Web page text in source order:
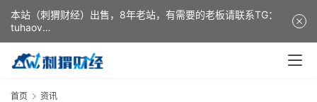
首页 资讯
本站（刺猬财经）出售，8年老站，有需要的老板请联系TG：
tuhaov
This website (ciweicaijing) is for sale. It is a 8-year-old
website. If you need it, please contact TG: tuhaov